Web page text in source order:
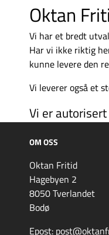
Oktan
Vi har et bredt
Har vi ikke riktig
kunne levere den
Vi leverer også et
Vi er
OM OSS
Oktan Fritid
Hagebyen 2
8050 Tverlandet
Bodø
Epost: